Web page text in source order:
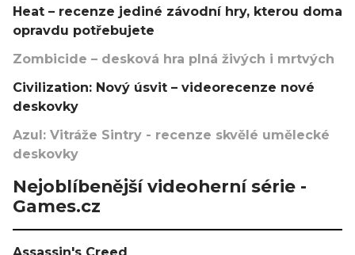
Heat – recenze jediné závodní hry, kterou doma
opravdu potřebujete
Zombicide – desková hra plná živých i mrtvých
Civilization: Nový úsvit – videorecenze nové
deskovky
Azul: Vitráže Sintry - recenze skvělé umělecké
deskovky
Nejoblíbenější videoherní série -
Games.cz